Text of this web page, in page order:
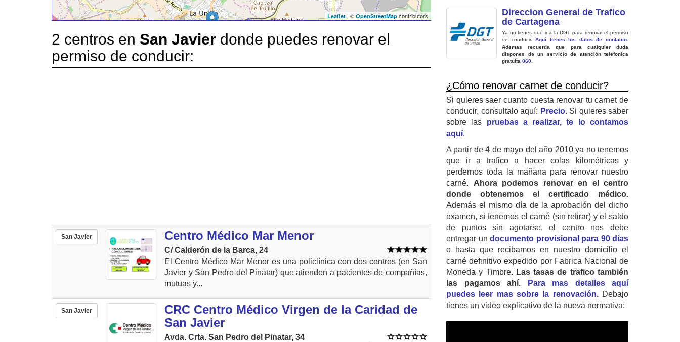
Leaflet | © OpenStreetMap contributors
2 centros en San Javier donde puedes renovar el
permiso de conducir:
San Javier Centro Médico Mar Menor
C/ Calderón de la Barca, 24
El Centro Médico Mar Menor es una policlínica con dos centros (en San
Javier y San Pedro del Pinatar) que atienden a pacientes de compañías,
mutuas y...
San Javier
CRC Centro Médico Virgen de la Caridad de
San Javier
Avda. Crta. San Pedro del Pinatar, 34
Direccion General de Trafico
de Cartagena
Ya no tienes que ir a la DGT para renovar el permiso
de conducir.Aquí tienes los datos de contacto
Ademas recuerda que para cualquier duda
dispones de un servicio de atención telefonica
gratuita 060
¿Cómo renovar carnet de conducir?
Si quieres saer cuanto cuesta renovar tu carnet de
conducir, consultalo aquí: Precio. Si quieres saber
sobre las pruebas a realizar, te lo contamos
aquí.
A partir de 4 de mayo del año 2010 ya no tenemos
que ir a trafico a hacer colas kilométricas y
perdernos toda la mañana para renovar nuestro
carné. Ahora podemos renovar en el centro
donde obtenemos el certificado médico.
Además el mismo día de la aprobación del dicho
examen, si tenemos el carné (sin retirar) y el saldo
de puntos sin agotarse, el centro nos debe
entregar un documento provisional para 90 días
o hasta que recibamos en nuestro domicilio el
carné definitivo expedido por Fabrica Nacional de
Moneda y Timbre. Las tasas de trafico también
las pagamos ahí.
Para mas detalles aquí
puedes leer mas sobre la renovación.Debajo
tienes un video explicativo de la nueva normativa: